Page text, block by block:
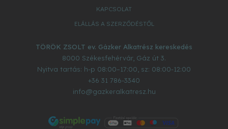
KAPCSOLAT
ELÁLLÁS A SZERZŐDÉSTŐL
TÖRÖK ZSOLT ev. Gázker Alkatrész kereskedés
8000 Székesfehérvár, Gáz út 3.
Nyitva tartás: h-p 08:00–17:00, sz: 08:00-12:00
+36 31 786-3340
info@gazkeralkatresz.hu